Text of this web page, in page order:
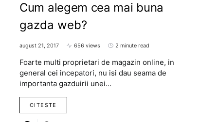
Cum alegem cea mai buna
gazda web?
august 21, 2017 656 views 2 minute read
Foarte multi proprietari de magazin online, in
general cei incepatori, nu isi dau seama de
importanta gazduirii unei…
CITESTE